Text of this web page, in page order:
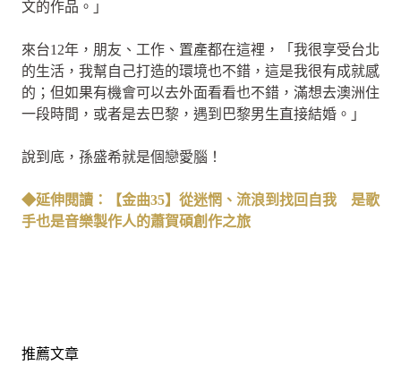
文的作品。」
來台12年，朋友、工作、置產都在這裡，「我很享受台北
的生活，我幫自己打造的環境也不錯，這是我很有成就感
的；但如果有機會可以去外面看看也不錯，滿想去澳洲住
一段時間，或者是去巴黎，遇到巴黎男生直接結婚。」
說到底，孫盛希就是個戀愛腦！
◆延伸閱讀：【金曲35】從迷惘、流浪到找回自我 是歌
手也是音樂製作人的蕭賀碩創作之旅
推薦文章